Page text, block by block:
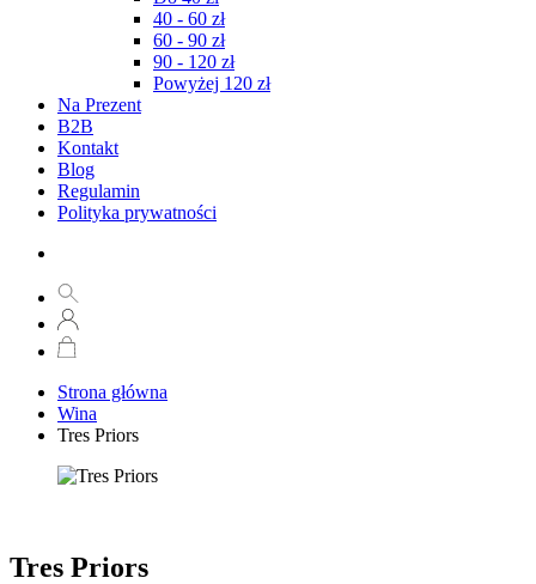
40 - 60 zł
60 - 90 zł
90 - 120 zł
Powyżej 120 zł
Na Prezent
B2B
Kontakt
Blog
Regulamin
Polityka prywatności
Strona główna
Wina
Tres Priors
Tres Priors